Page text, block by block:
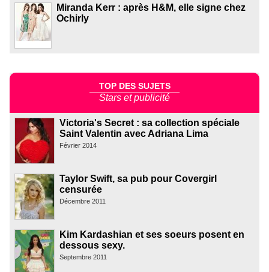
Miranda Kerr : après H&M, elle signe chez
Ochirly
TOP DES SUJETS
Stars et publicité
Victoria's Secret : sa collection spéciale
Saint Valentin avec Adriana Lima
Février 2014
Taylor Swift, sa pub pour Covergirl
censurée
Décembre 2011
Kim Kardashian et ses soeurs posent en
dessous sexy.
Septembre 2011